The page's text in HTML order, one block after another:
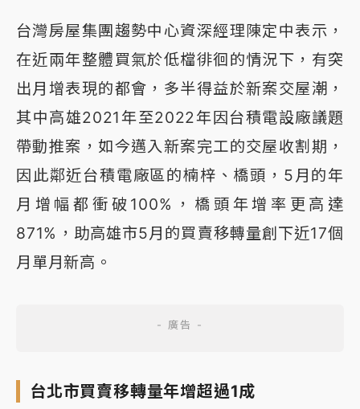
台灣房屋集團趨勢中心資深經理陳定中表示，
在近兩年整體買氣於低檔徘徊的情況下，有突
出月增表現的都會，多半得益於新案交屋潮，
其中高雄2021年至2022年因台積電設廠議題
帶動推案，如今邁入新案完工的交屋收割期，
因此鄰近台積電廠區的楠梓、橋頭，5月的年
月增幅都衝破100%，橋頭年增率更高達
871%，助高雄市5月的買賣移轉量創下近17個
月單月新高。
台北市買賣移轉量年增超過1成